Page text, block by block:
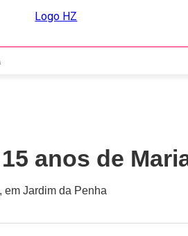
anos de
em Jardim da Penha